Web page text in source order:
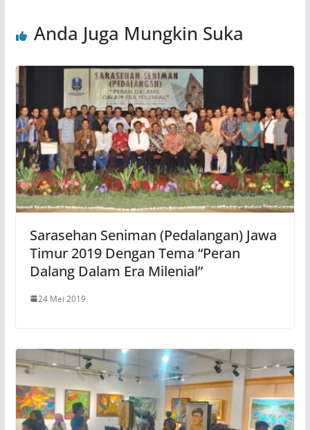
Anda Juga Mungkin Suka
Sarasehan Seniman (Pedalangan) Jawa
Timur 2019 Dengan Tema “Peran
Dalang Dalam Era Milenial”
24 Mei 2019